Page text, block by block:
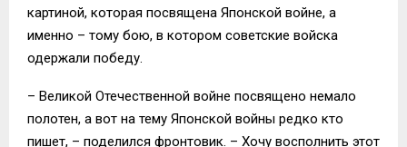
картиной, которая посвящена Японской войне, а
именно – тому бою, в котором советские войска
одержали победу.
– Великой Отечественной войне посвящено немало
полотен, а вот на тему Японской войны редко кто
пишет, – поделился фронтовик. – Хочу восполнить этот